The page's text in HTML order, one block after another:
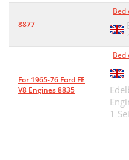
8877
For 1965-76 Ford FE
V8 Engines 8835
1